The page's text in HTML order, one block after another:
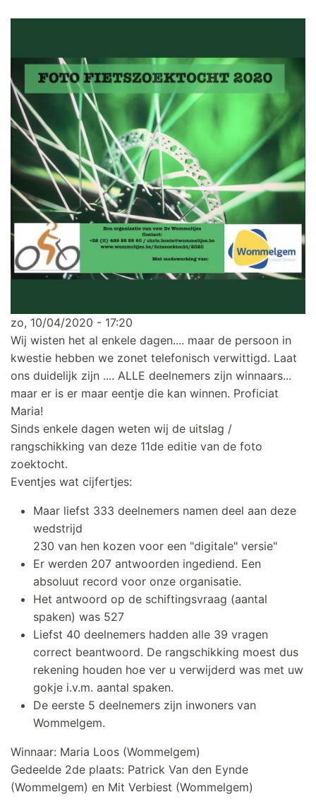
zo, 10/04/2020 - 17:20
Wij wisten het al enkele dagen.... maar de persoon in
kwestie hebben we zonet telefonisch verwittigd. Laat
ons duidelijk zijn .... ALLE deelnemers zijn winnaars...
maar er is er maar eentje die kan winnen. Proficiat
Maria!
Sinds enkele dagen weten wij de uitslag /
rangschikking van deze 11de editie van de foto
zoektocht.
Eventjes wat cijfertjes:
Maar liefst 333 deelnemers namen deel aan deze
wedstrijd
230 van hen kozen voor een "digitale" versie"
Er werden 207 antwoorden ingediend. Een
absoluut record voor onze organisatie.
Het antwoord op de schiftingsvraag (aantal
spaken) was 527
Liefst 40 deelnemers hadden alle 39 vragen
correct beantwoord. De rangschikking moest dus
rekening houden hoe ver u verwijderd was met uw
gokje i.v.m. aantal spaken.
De eerste 5 deelnemers zijn inwoners van
Wommelgem.
Winnaar: Maria Loos (Wommelgem)
Gedeelde 2de plaats: Patrick Van den Eynde
(Wommelgem) en Mit Verbiest (Wommelgem)